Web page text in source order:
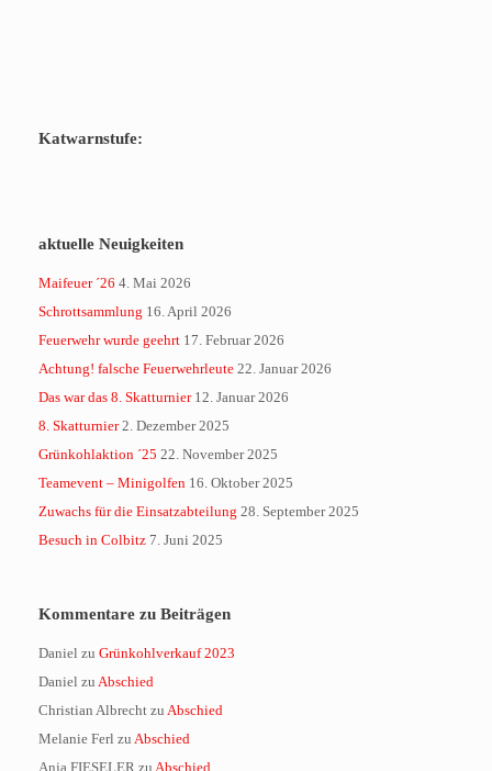
Katwarnstufe:
aktuelle Neuigkeiten
Maifeuer ´26 4. Mai 2026
Schrottsammlung 16. April 2026
Feuerwehr wurde geehrt 17. Februar 2026
Achtung! falsche Feuerwehrleute 22. Januar 2026
Das war das 8. Skatturnier 12. Januar 2026
8. Skatturnier 2. Dezember 2025
Grünkohlaktion ´25 22. November 2025
Teamevent – Minigolfen 16. Oktober 2025
Zuwachs für die Einsatzabteilung 28. September 2025
Besuch in Colbitz 7. Juni 2025
Kommentare zu Beiträgen
Daniel zu Grünkohlverkauf 2023
Daniel zu Abschied
Christian Albrecht zu Abschied
Melanie Ferl zu Abschied
Anja FIESELER zu Abschied